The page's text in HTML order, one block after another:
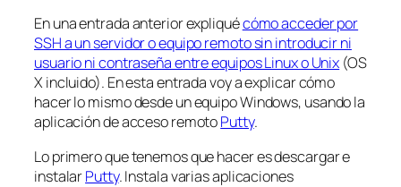
En una entrada anterior expliquécómo acceder por
SSH a un servidor o equipo remoto sin introducir ni
usuario ni contraseña entre equipos Linux o Unix (OS
X incluido). En esta entrada voy a explicar cómo
hacer lo mismo desde un equipo Windows, usando la
aplicación de acceso remotoPutty.
Lo primero que tenemos que hacer es descargar e
instalarPutty. Instala varias aplicaciones